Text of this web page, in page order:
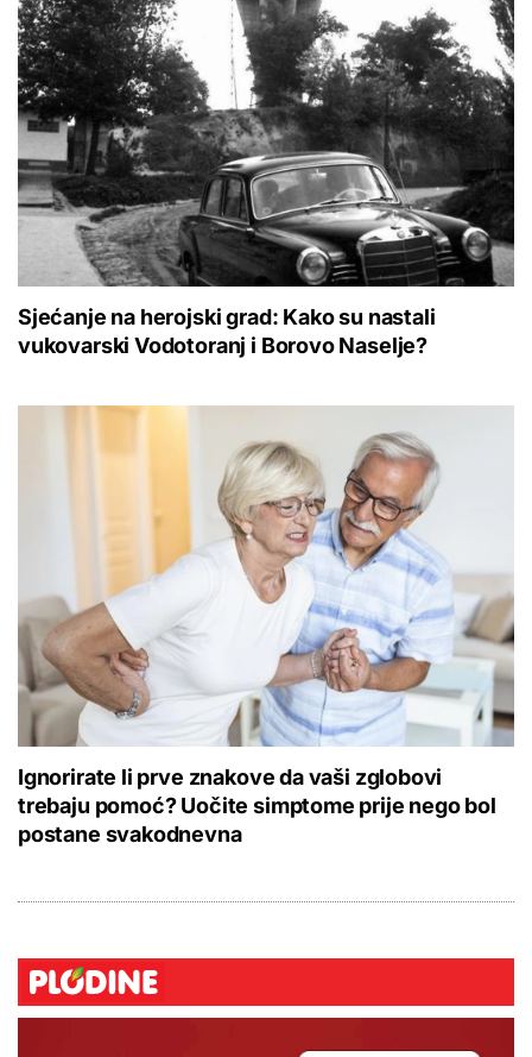
Sjećanje na herojski grad: Kako su nastali
vukovarski Vodotoranj i Borovo Naselje?
Ignorirate li prve znakove da vaši zglobovi
trebaju pomoć? Uočite simptome prije nego bol
postane svakodnevna